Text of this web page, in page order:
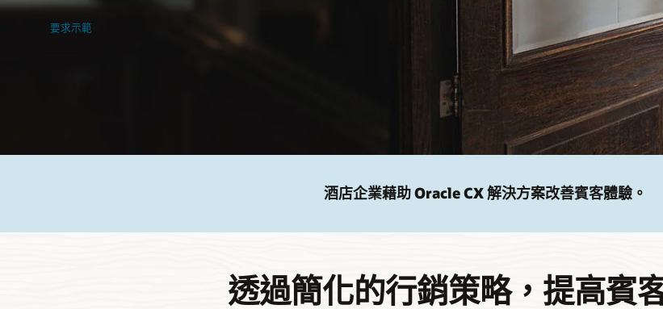
要求示範
酒店企業藉助 Oracle CX 解決方案改善賓客體驗。
透過簡化的行銷策略，提高賓